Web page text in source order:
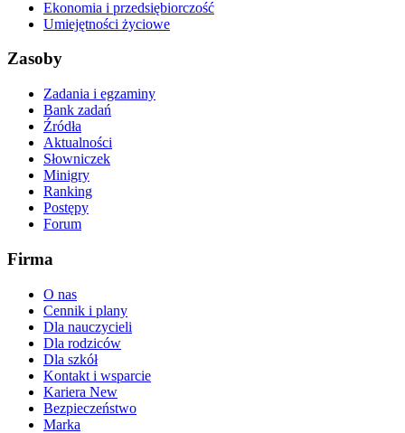
Ekonomia i przedsiębiorczość
Umiejętności życiowe
Zasoby
Zadania i egzaminy
Bank zadań
Źródła
Aktualności
Słowniczek
Minigry
Ranking
Postępy
Forum
Firma
O nas
Cennik i plany
Dla nauczycieli
Dla rodziców
Dla szkół
Kontakt i wsparcie
Kariera New
Bezpieczeństwo
Marka